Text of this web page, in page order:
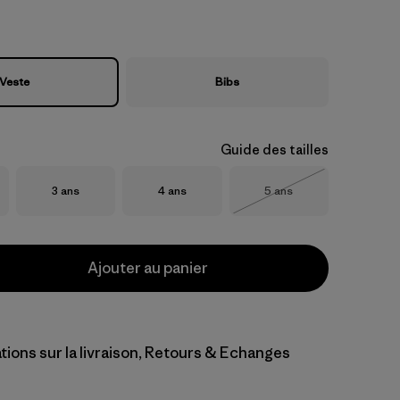
Veste Bibs
Guide des tailles
Taille
3 ans Taille
4 ans Taille
5 ans
Ajouter au panier
sur la livraison, Retours & Echanges